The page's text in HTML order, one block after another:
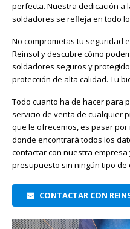
perfecta. Nuestra dedicación a
soldadores se refleja en todo
No comprometas tu seguridad
Reinsol y descubre cómo
soldadores seguros y
protección de alta calidad. Tu
Todo cuanto ha de hacer para
servicio de venta de cualquier
que le ofrecemos, es pasar
donde encontrará todos los
contactar con nuestra
presupuesto sin ningún tipo de
CONTACTAR CON